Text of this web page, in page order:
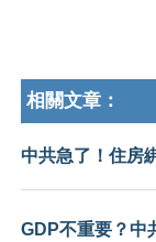
相關文章：
中共急了！住房
GDP不重要？中